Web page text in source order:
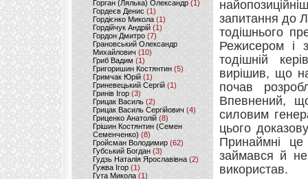
Горган (Лялька) Олександр(1)
Гордеєв Денис (1)
Гордієнко Микола (1)
Гордійчук Андрій (1)
Гордон Дмитро (7)
Грановський Олександр
Михайлович (10)
Гриб Вадим (1)
Григоришин Костянтин (5)
Гримчак Юрій(1)
Гриневецький Сергій(1)
Гринів Ігор (3)
Грицак Василь (2)
Грицак Василь Сергійович (4)
Гриценко Анатолій (8)
Грішин Костянтин (Семен
Семенченко)(8)
Гройсман Володимир(62)
Губський Богдан (3)
Гудзь Наталія Ярославівна(2)
Гужва Ігор (1)
Гута Микола (1)
запитання до
тодішнього
Режисером і
тодішній
вирішив, що
почав
Впевнений,
силовим
цього
Принаймні
займався й
використав.